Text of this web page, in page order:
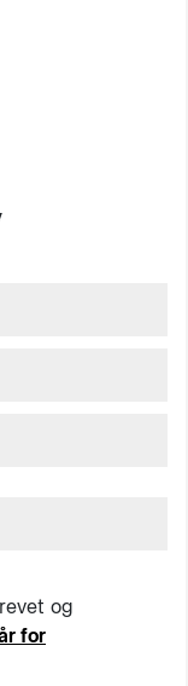
og
for